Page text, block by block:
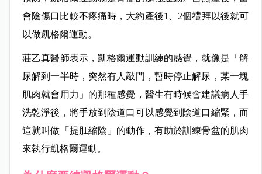
會陰傷口比較不疼痛時，大約產後1、2個禮拜以後就可
以做凱格爾運動。
莊乙真醫師表示，凱格爾運動訓練的感覺，就像是「解
尿解到一半時，突然有人敲門，暫時停止解尿，某一塊
肌肉就會用力」的那種感覺，醫生有時候會建議病人手
洗乾淨後，將手放到陰道口可以感覺到陰道口縮緊，而
這就叫做「提肛縮陰」的動作，有助於訓練骨盆的肌肉
來執行凱格爾運動。